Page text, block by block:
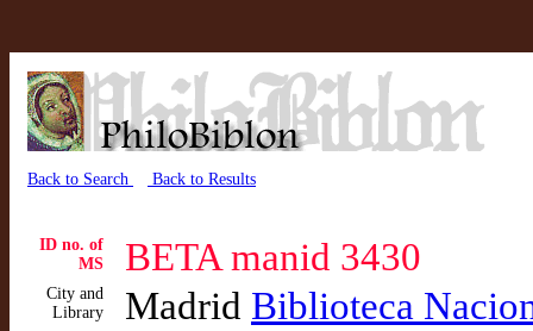
Back to Search Back to Results
ID no. of
MS
BETA manid 3430
City and
Library
Madrid Biblioteca